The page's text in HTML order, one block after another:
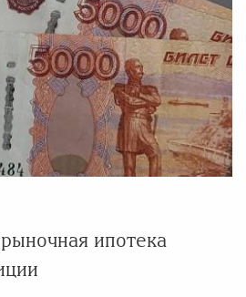
ипотека